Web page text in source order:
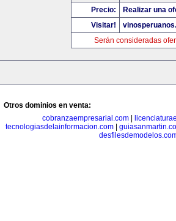
Precio:
Realizar una
Visitar!
Serán consideradas
Otros dominios en venta:
cobranzaempresarial.com
tecnologiasdelainformacion.com|